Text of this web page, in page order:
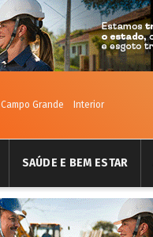
Campo Grande Interior
SAÚDE E BEM ESTAR